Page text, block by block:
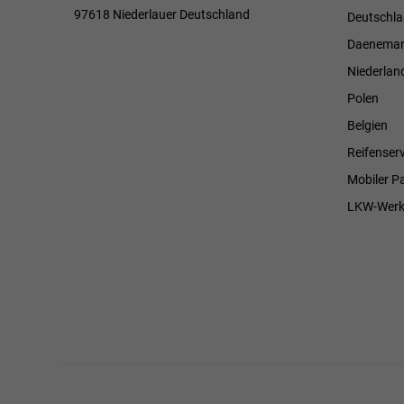
97618 Niederlauer Deutschland
Polen
Belgien
Mobiler
LKW-